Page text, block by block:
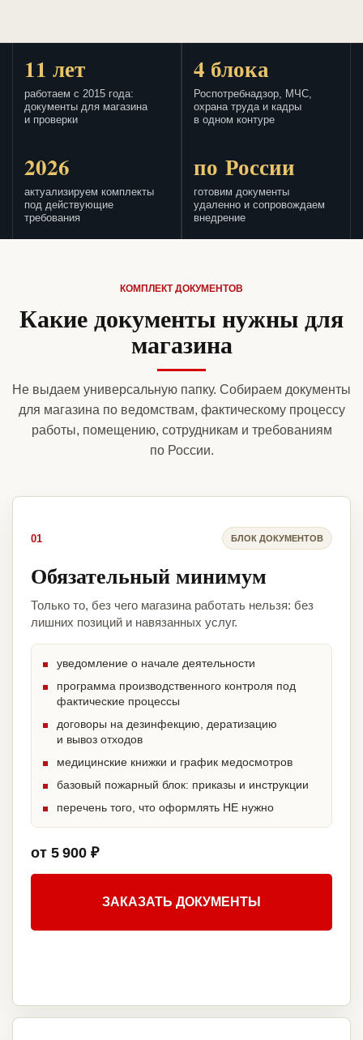
11 лет
работаем с 2015 года:
документы для магазина
и проверки
4 блока
Роспотребнадзор, МЧС,
охрана труда и кадры
в одном контуре
2026
актуализируем комплекты
под действующие
требования
по России
готовим документы
удаленно и сопровождаем
внедрение
КОМПЛЕКТ ДОКУМЕНТОВ
Какие документы нужны для
магазина
Не выдаем универсальную папку. Собираем документы
для магазина по ведомствам, фактическому процессу
работы, помещению, сотрудникам и требованиям
по России.
01 БЛОК ДОКУМЕНТОВ
Обязательный минимум
Только то, без чего магазина работать нельзя: без
лишних позиций и навязанных услуг.
уведомление о начале деятельности
программа производственного контроля под
фактические процессы
договоры на дезинфекцию, дератизацию
и вывоз отходов
медицинские книжки и график медосмотров
базовый пожарный блок: приказы и инструкции
перечень того, что оформлять НЕ нужно
от 5 900 ₽
ЗАКАЗАТЬ ДОКУМЕНТЫ